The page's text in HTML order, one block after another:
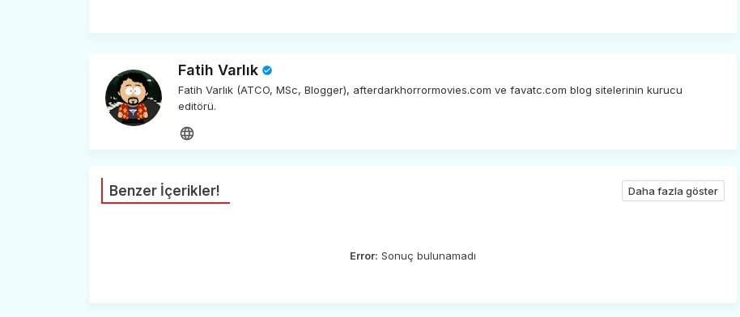
Fatih Varlık
Fatih Varlık (ATCO, MSc, Blogger), afterdarkhorrormovies.com ve favatc.com blog sitelerinin kurucu
editörü.
Benzer İçerikler! Daha fazla göster
Error: Sonuç bulunamadı